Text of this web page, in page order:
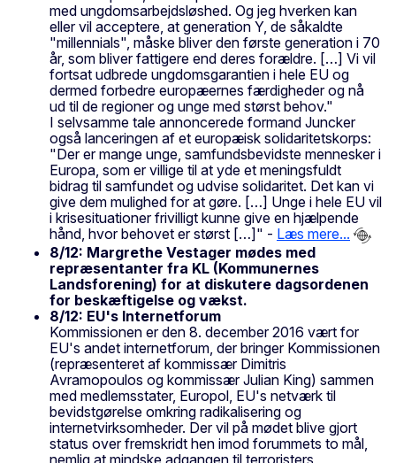
med ungdomsarbejdsløshed. Og jeg hverken kan
eller vil acceptere, at generation Y, de såkaldte
"millennials", måske bliver den første generation i 70
år, som bliver fattigere end deres forældre. […] Vi vil
fortsat udbrede ungdomsgarantien i hele EU og
dermed forbedre europæernes færdigheder og nå
ud til de regioner og unge med størst behov."
I selvsamme tale annoncerede formand Juncker
også lanceringen af et europæisk solidaritetskorps:
"Der er mange unge, samfundsbevidste mennesker i
Europa, som er villige til at yde et meningsfuldt
bidrag til samfundet og udvise solidaritet. Det kan vi
give dem mulighed for at gøre. […] Unge i hele EU vil
i krisesituationer frivilligt kunne give en hjælpende
hånd, hvor behovet er størst […]" - Læs mere...
8/12: Margrethe Vestager mødes med
repræsentanter fra KL (Kommunernes
Landsforening) for at diskutere dagsordenen
for beskæftigelse og vækst.
8/12: EU's Internetforum
Kommissionen er den 8. december 2016 vært for
EU's andet internetforum, der bringer Kommissionen
(repræsenteret af kommissær Dimitris
Avramopoulos og kommissær Julian King) sammen
med medlemsstater, Europol, EU's netværk til
bevidstgørelse omkring radikalisering og
internetvirksomheder. Der vil på mødet blive gjort
status over fremskridt hen imod forummets to mål,
nemlig at mindske adgangen til terroristers